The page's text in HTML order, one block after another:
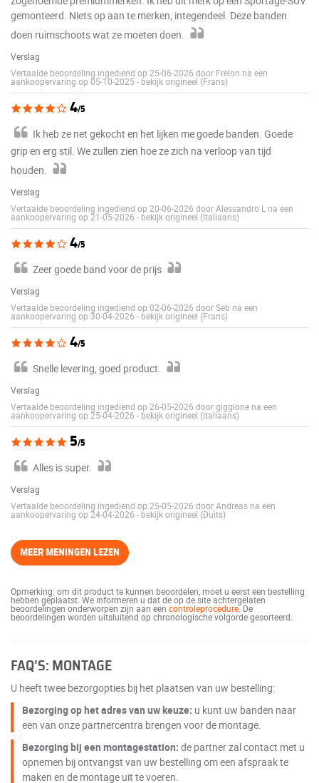
gemonteerd. Niets op aan te merken, integendeel. Deze banden
doen ruimschoots wat ze moeten doen.
Verslag
Vertaalde beoordeling ingediend op 25-06-2026 door Frelon na een
aankoopervaring op 05-10-2025 - bekijk origineel (Frans)
4/5
Ik heb ze net gekocht en het lijken me goede banden. Goede
grip en erg stil. We zullen zien hoe ze zich na verloop van tijd
houden.
Verslag
Vertaalde beoordeling ingediend op 20-06-2026 door Alessandro L na een
aankoopervaring op 21-05-2026 - bekijk origineel (Italiaans)
4/5
Zeer goede band voor de prijs
Verslag
Vertaalde beoordeling ingediend op 02-06-2026 door Seb na een
aankoopervaring op 30-04-2026 - bekijk origineel (Frans)
4/5
Snelle levering, goed product.
Verslag
Vertaalde beoordeling ingediend op 26-05-2026 door giggione na een
aankoopervaring op 25-04-2026 - bekijk origineel (Italiaans)
5/5
Alles is super.
Verslag
Vertaalde beoordeling ingediend op 25-05-2026 door Andreas na een
aankoopervaring op 24-04-2026 - bekijk origineel (Duits)
MEER MENINGEN LEZEN
Opmerking: om dit product te kunnen beoordelen, moet u eerst een bestelling
hebben geplaatst. We informeren u dat de op de site achtergelaten
beoordelingen onderworpen zijn aan een controleprocedure. De
beoordelingen worden uitsluitend op chronologische volgorde gesorteerd.
FAQ’S: MONTAGE
U heeft twee bezorgopties bij het plaatsen van uw bestelling:
Bezorging op het adres van uw keuze: u kunt uw banden naar
een van onze partnercentra brengen voor de montage.
Bezorging bij een montagestation: de partner zal contact met u
opnemen bij ontvangst van uw bestelling om een afspraak te
maken en de montage uit te voeren.